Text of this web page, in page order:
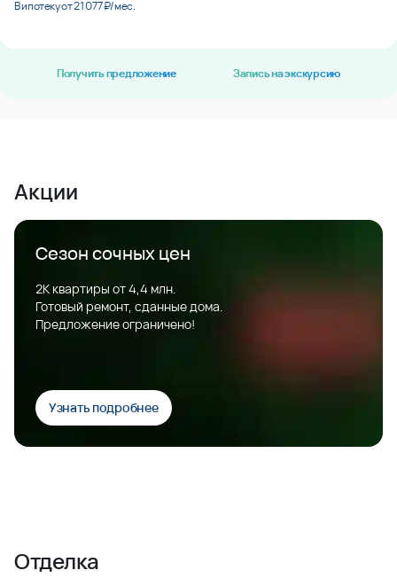
В ипотеку от 21 077 ₽/мес.
Получить предложение Запись на экскурсию
Акции
Сезон сочных цен
2К квартиры от 4,4 млн.
Готовый ремонт, сданные дома.
Предложение ограничено!
Узнать подробнее
Отделка